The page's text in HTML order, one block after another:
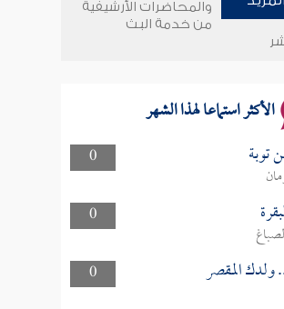
محاضرات نفحات رمضانية
والمحاضرات الأرشيفية
من خدمة البث
الأكثر استماعا لهذا الشهر
0 توبة
0
0
ولدك المقصر